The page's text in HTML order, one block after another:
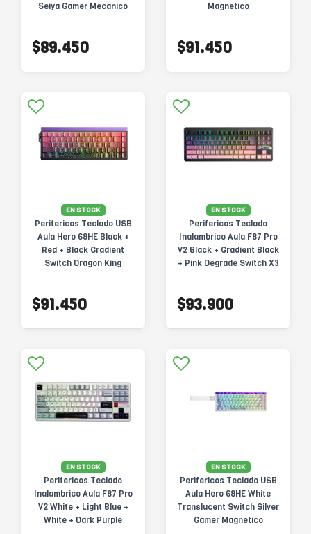
Seiya Gamer Mecanico
$89.450
Magnetico
$91.450
EN STOCK
Perifericos Teclado USB
Aula Hero 68HE Black +
Red + Black Gradient
Switch Dragon King
$91.450
EN STOCK
Perifericos Teclado
Inalambrico Aula F87 Pro
V2 Black + Gradient Black
+ Pink Degrade Switch X3
$93.900
EN STOCK
Perifericos Teclado
Inalambrico Aula F87 Pro
V2 White + Light Blue +
White + Dark Purple
EN STOCK
Perifericos Teclado USB
Aula Hero 68HE White
Translucent Switch Silver
Gamer Magnetico